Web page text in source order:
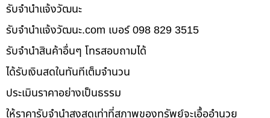
รับจํานําแจ้งวัฒนะ
รับจํานําแจ้งวัฒนะ.com เบอร์ 098 829 3515
รับจำนำสินค้าอื่นๆ โทรสอบถามได้
ได้รับเงินสดในทันทีเต็มจำนวน
ประเมินราคาอย่างเป็นธรรม
ให้ราคารับจำนำสูงสุดเท่าที่สภาพของทรัพย์จะเอื้ออำนวย